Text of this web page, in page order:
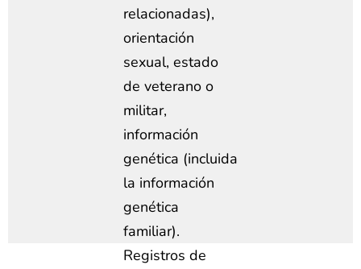
relacionadas),
orientación
sexual, estado
de veterano o
militar,
información
genética (incluida
la información
genética
familiar).
Registros de